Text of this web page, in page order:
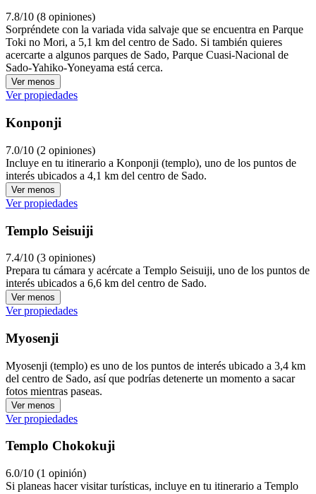
7.8/10 (8 opiniones)
Sorpréndete con la variada vida salvaje que se encuentra en Parque
Toki no Mori, a 5,1 km del centro de Sado. Si también quieres
acercarte a algunos parques de Sado, Parque Cuasi-Nacional de
Sado-Yahiko-Yoneyama está cerca.
Ver menos
Ver propiedades
Konponji
7.0/10 (2 opiniones)
Incluye en tu itinerario a Konponji (templo), uno de los puntos de
interés ubicados a 4,1 km del centro de Sado.
Ver menos
Ver propiedades
Templo Seisuiji
7.4/10 (3 opiniones)
Prepara tu cámara y acércate a Templo Seisuiji, uno de los puntos de
interés ubicados a 6,6 km del centro de Sado.
Ver menos
Ver propiedades
Myosenji
Myosenji (templo) es uno de los puntos de interés ubicado a 3,4 km
del centro de Sado, así que podrías detenerte un momento a sacar
fotos mientras paseas.
Ver menos
Ver propiedades
Templo Chokokuji
6.0/10 (1 opinión)
Si planeas hacer visitar turísticas, incluye en tu itinerario a Templo